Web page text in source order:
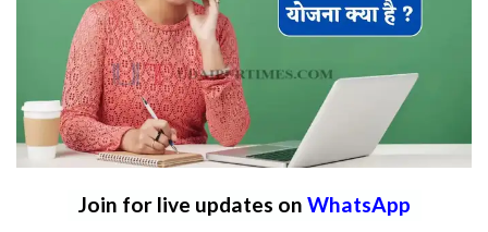
Join for live updates on WhatsApp